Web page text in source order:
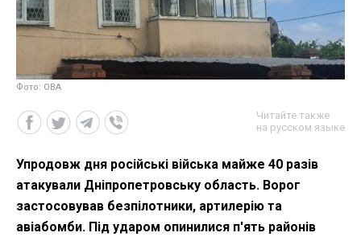
Фото: ОВА
Читайте также
на русском языке
Упродовж дня російські війська майже 40 разів
атакували Дніпропетровську область. Ворог
застосовував безпілотники, артилерію та
авіабомби. Під ударом опинилися п'ять районів